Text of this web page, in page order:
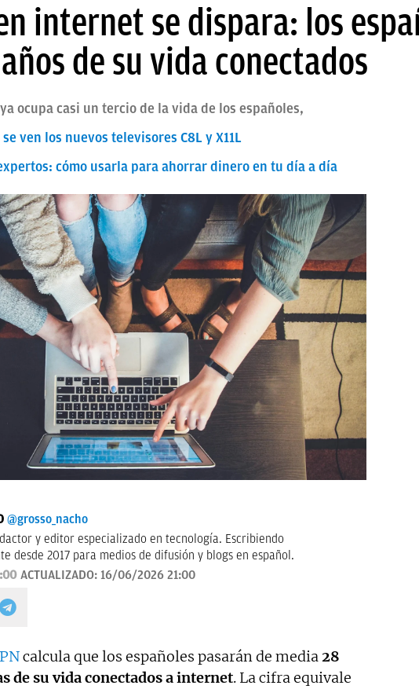
internet se dispara: los
de su vida conectados
ocupa casi un tercio de la vida de los españoles,
se ven los nuevos televisores C8L y X11L
cómo usarla para ahorrar dinero en tu día a día
@grosso_nacho
y editor especializado en tecnología. Escribiendo
desde 2017 para medios de difusión y blogs en español.
ACTUALIZADO: 16/06/2026 21:00
calcula que los españoles pasarán de media28
de su vida conectados a internet. La cifra equivale